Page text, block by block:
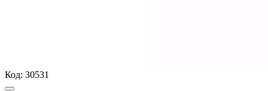
Код: 30531